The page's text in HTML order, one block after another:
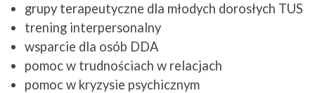
grupy terapeutyczne dla młodych dorosłych TUS
trening interpersonalny
wsparcie dla osób DDA
pomoc w trudnościach w relacjach
pomoc w kryzysie psychicznym